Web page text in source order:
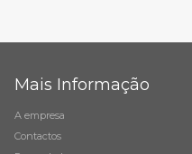
Mais Informação
A empresa
Contactos